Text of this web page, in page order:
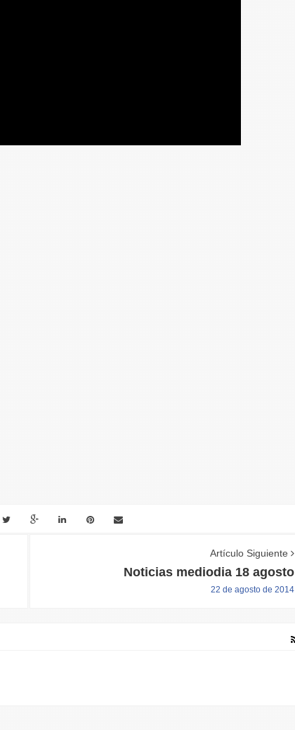
Artículo Siguiente
Noticias mediodia 18 agosto
22 de agosto de 2014